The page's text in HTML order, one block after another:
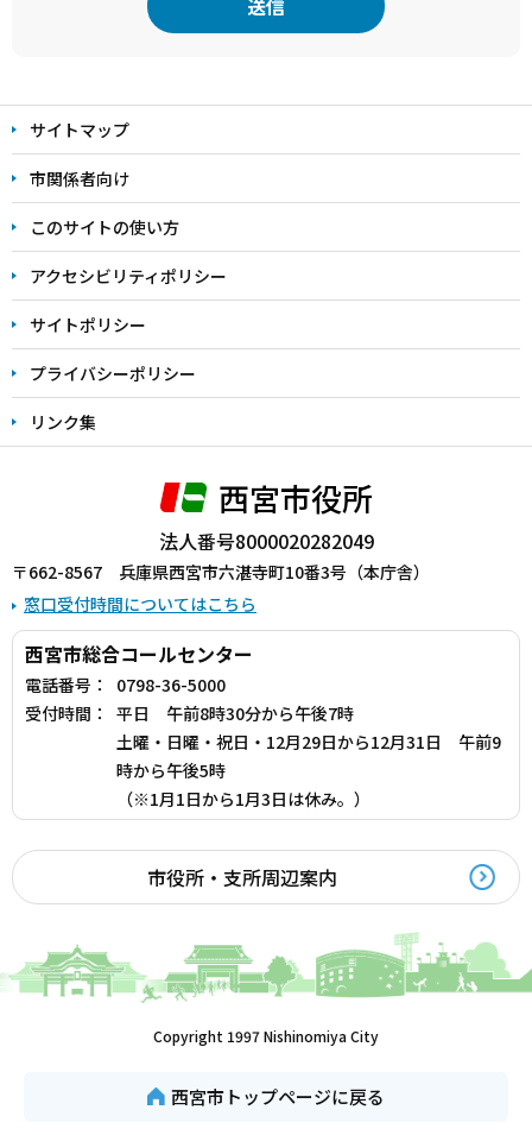
文
こ
こ
ま
で
サイトマップ
市関係者向け
このサイトの使い方
アクセシビリティポリシー
サイトポリシー
プライバシーポリシー
リンク集
西宮市役所
法人番号8000020282049
〒662-8567 兵庫県西宮市六湛寺町10番3号（本庁舎）
窓口受付時間についてはこちら
西宮市総合コールセンター
電話番号：
0798-36-5000
受付時間：
平日 午前8時30分から午後7時
土曜・日曜・祝日・12月29日から12月31日 午前9
時から午後5時
（※1月1日から1月3日は休み。）
市役所・支所周辺案内
Copyright 1997 Nishinomiya City
西宮市トップページに戻る